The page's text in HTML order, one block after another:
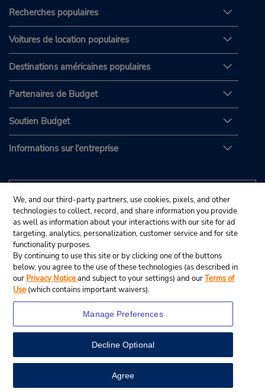
View Map
Recherches populaires
Voitures de location populaires
Destinations américaines populaires
Partenaires de Budget
Soutien Budget
Informations sur l'entreprise
© Budget Rent A Car System, Inc., 2025.
We, and our third-party partners, use cookies, pixels, and other
technologies to collect, record, and share information you provide
as well as information about your interactions with our site for ad
targeting, analytics, personalization, customer service and for site
functionality purposes.
By continuing to use this site or by clicking one of the buttons
below, you agree to the use of these technologies (as described in
our Privacy Noticeand subject to your settings) and ourTerms of
Use (which contains important waivers).
Manage Preferences
Decline Optional
Agree